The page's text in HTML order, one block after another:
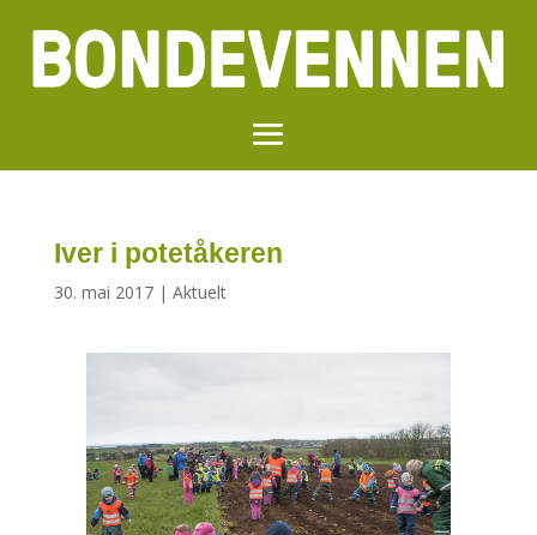
Iver i potetåkeren
30. mai 2017| Aktuelt